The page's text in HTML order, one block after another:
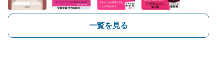
一覧を見る